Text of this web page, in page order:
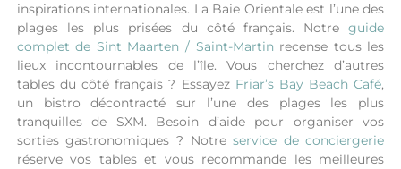
inspirations internationales. La Baie Orientale est l’une des
plages les plus prisées du côté français. Notreguide
complet de Sint Maarten / Saint-Martin recense tous les
lieux incontournables de l’île.
Vous cherchez d’autres
tables du côté français ? Essayez Friar’s Bay Beach Café,
un bistro décontracté sur l’une des plages les plus
tranquilles de SXM.
Besoin d’aide pour organiser vos
sorties gastronomiques ? Notreservice de conciergerie
réserve vos tables et vous recommande les meilleures